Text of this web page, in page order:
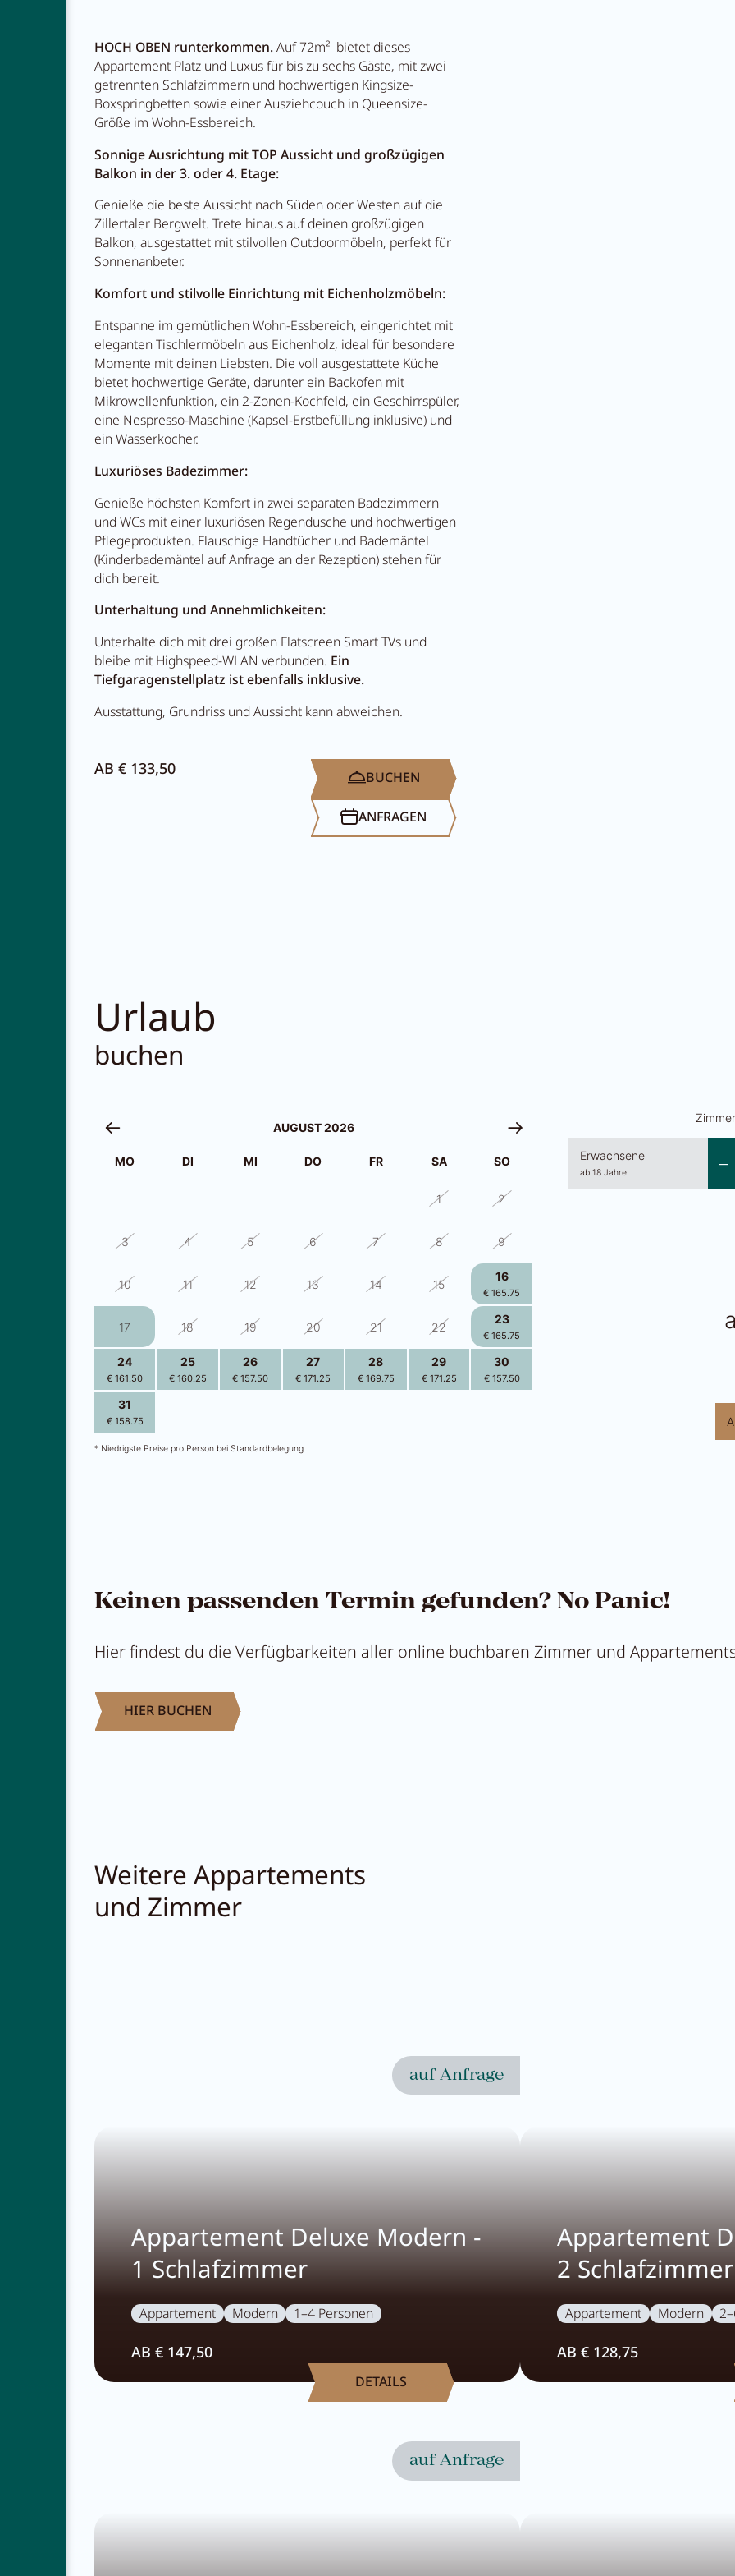
Restaurant Anna's Stubn
Abenteuer
NEWSLETTER
HOCH OBEN runterkommen.Auf 72m² bietet dieses
Appartement Platz und Luxus für bis zu sechs Gäste, mit zwei
getrennten Schlafzimmern und hochwertigen Kingsize-
Boxspringbetten sowie einer Ausziehcouch in Queensize-
Größe im Wohn-Essbereich.
Sonnige Ausrichtung mit TOP Aussicht und großzügigen
Balkon in der 3. oder 4. Etage:
Genieße die beste Aussicht nach Süden oder Westen auf die
Zillertaler Bergwelt. Trete hinaus auf deinen großzügigen
Balkon, ausgestattet mit stilvollen Outdoormöbeln, perfekt für
Sonnenanbeter.
Komfort und stilvolle Einrichtung mit Eichenholzmöbeln:
Entspanne im gemütlichen Wohn-Essbereich, eingerichtet mit
eleganten Tischlermöbeln aus Eichenholz, ideal für besondere
Momente mit deinen Liebsten. Die voll ausgestattete Küche
bietet hochwertige Geräte, darunter ein Backofen mit
Mikrowellenfunktion, ein 2-Zonen-Kochfeld, ein Geschirrspüler,
eine Nespresso-Maschine (Kapsel-Erstbefüllung inklusive) und
ein Wasserkocher.
Luxuriöses Badezimmer:
Genieße höchsten Komfort in zwei separaten Badezimmern
und WCs mit einer luxuriösen Regendusche und hochwertigen
Pflegeprodukten. Flauschige Handtücher und Bademäntel
(Kinderbademäntel auf Anfrage an der Rezeption) stehen für
dich bereit.
Unterhaltung und Annehmlichkeiten:
Unterhalte dich mit drei großen Flatscreen Smart TVs und
bleibe mit Highspeed-WLAN verbunden. Ein
Tiefgaragenstellplatz ist ebenfalls inklusive.
Ausstattung, Grundriss und Aussicht kann abweichen.
AB € 133,50 BUCHEN
ANFRAGEN
Urlaub
buchen
AUGUST 2026
MO DI MI DO FR SA SO
1 2
3 4 5 6 7 8 9
10 11 12 13 14 15
16
€ 165.75
17 18 19 20 21 22
23
€ 165.75
24
€ 161.50
25
€ 160.25
26
€ 157.50
27
€ 171.25
28
€ 169.75
29
€ 171.25
30
€ 157.50
31
€ 158.75
* Niedrigste Preise pro Person bei Standardbelegung
Erwachsene
ab 18 Jahre
Keinen passenden Termin gefunden? No Panic!
Hier findest du die Verfügbarkeiten aller online buchbaren Zimmer und
HIER BUCHEN
Weitere Appartements
und Zimmer
Appartement Deluxe Modern -
1 Schlafzimmer
auf Anfrage
Appartement Modern 1–4 Personen
AB € 147,50
DETAILS
Appartement
2 Schlafzimmer
Appartement Modern
AB € 128,75
auf Anfrage